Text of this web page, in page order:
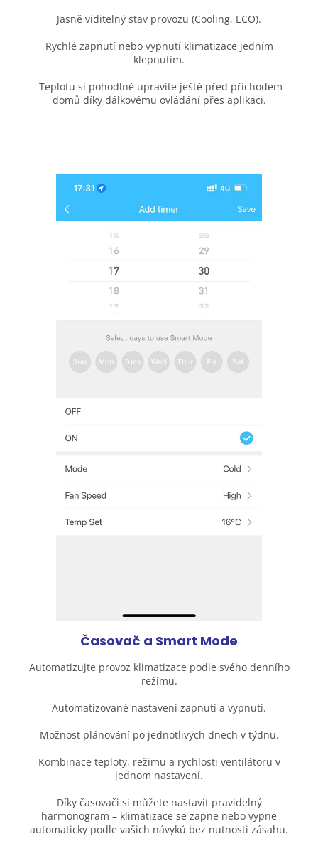
Jasně viditelný stav provozu (Cooling, ECO).
Rychlé zapnutí nebo vypnutí klimatizace jedním
klepnutím.
Teplotu si pohodlně upravíte ještě před příchodem
domů díky dálkovému ovládání přes aplikaci.
Časovač a Smart Mode
Automatizujte provoz klimatizace podle svého denního
režimu.
Automatizované nastavení zapnutí a vypnutí.
Možnost plánování po jednotlivých dnech v týdnu.
Kombinace teploty, režimu a rychlosti ventilátoru v
jednom nastavení.
Díky časovači si můžete nastavit pravidelný
harmonogram – klimatizace se zapne nebo vypne
automaticky podle vašich návyků bez nutnosti zásahu.